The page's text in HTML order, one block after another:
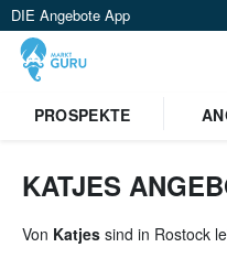
DIE Angebote App
PROSPEKTE
KATJES
Von Katjes sind in Rostock